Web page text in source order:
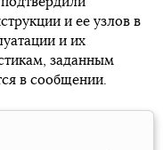
и ее узлов в
и их
заданным
в сообщении.